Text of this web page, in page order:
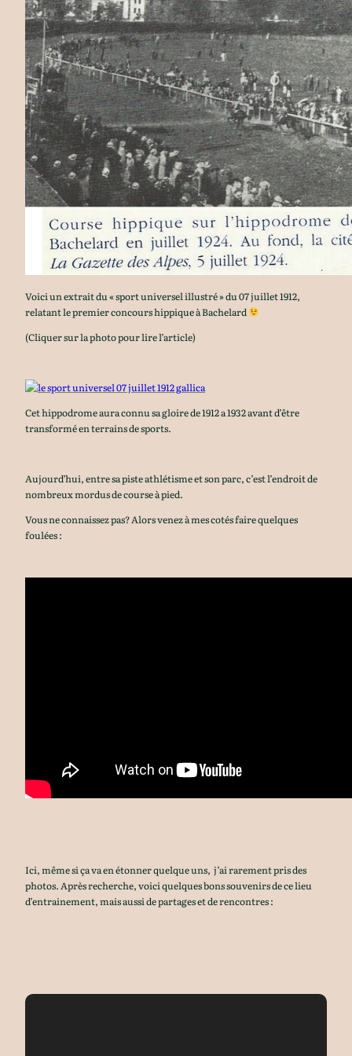
Voici un extrait du « sport universel illustré » du 07 juillet 1912,
relatant le premier concours hippique à Bachelard
(Cliquer sur la photo pour lire l’article)
Cet hippodrome aura connu sa gloire de 1912 a 1932 avant d’être
transformé en terrains de sports.
Aujourd’hui, entre sa piste athlétisme et son parc, c’est l’endroit de
nombreux mordus de course à pied.
Vous ne connaissez pas? Alors venez à mes cotés faire quelques
foulées :
Ici, même si ça va en étonner quelque uns, j’ai rarement pris des
photos. Après recherche, voici quelques bons souvenirs de ce lieu
d’entrainement, mais aussi de partages et de rencontres :